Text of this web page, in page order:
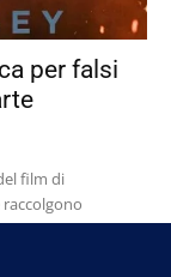
per falsi
film di
bancarie. La...